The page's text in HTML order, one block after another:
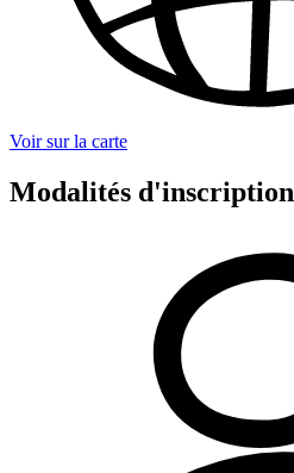
Voir sur la carte
Modalités d'inscription